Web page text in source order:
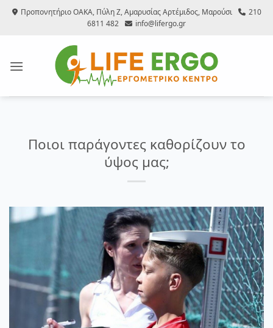
ΜετάβασηΠροπονητήριο ΟΑΚΑ, Πύλη Ζ, Αμαρυσίας Αρτέμιδος, Μαρούσι
210
6811 482
info@lifergo.gr
Ποιοι παράγοντες καθορίζουν το
ύψος μας;